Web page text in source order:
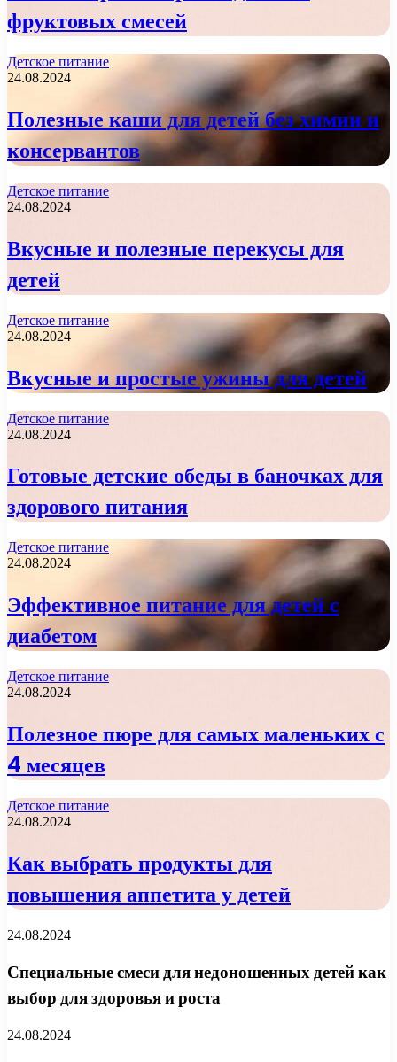
фруктовых смесей
Детское питание
24.08.2024
Полезные каши для детей без химии и
консервантов
Детское питание
24.08.2024
Вкусные и полезные перекусы для
детей
Детское питание
24.08.2024
Вкусные и простые ужины для детей
Детское питание
24.08.2024
Готовые детские обеды в баночках для
здорового питания
Детское питание
24.08.2024
Эффективное питание для детей с
диабетом
Детское питание
24.08.2024
Полезное пюре для самых маленьких с
4 месяцев
Детское питание
24.08.2024
Как выбрать продукты для
повышения аппетита у детей
24.08.2024
Специальные смеси для недоношенных детей как
выбор для здоровья и роста
24.08.2024